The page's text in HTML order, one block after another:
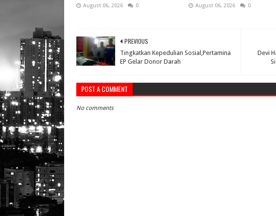
August 06, 2026 0 August 06, 2026 0
Devi
PREVIOUS
Tingkatkan Kepedulian Sosial,Pertamina
EP Gelar Donor Darah
POST A COMMENT
No comments